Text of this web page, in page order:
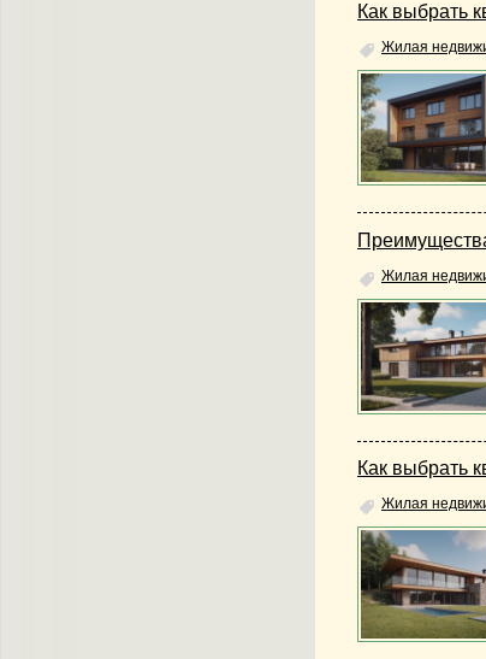
Как выбрать
Жилая
Жилая
Как выбрать
Жилая